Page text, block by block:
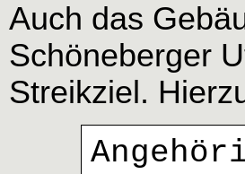
Auch das
Schöneberger
Streikziel.